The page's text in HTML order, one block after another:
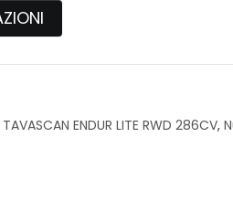
ENDUR LITE RWD 286CV,